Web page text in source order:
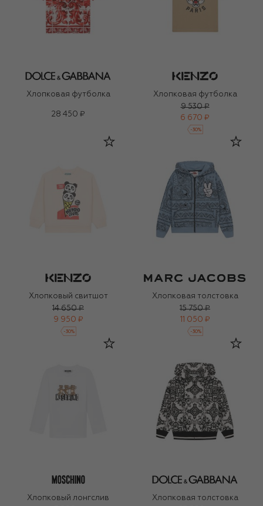
Хлопковая футболка
28 450 ₽
Хлопковая футболка
9 530 ₽
6 670 ₽
-30%
Хлопковый свитшот
14 650 ₽
9 950 ₽
-30%
Хлопковая толстовка
15 750 ₽
11 050 ₽
-30%
Хлопковый лонгслив
Хлопковая толстовка